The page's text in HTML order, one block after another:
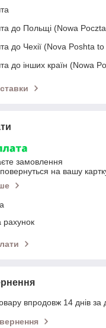
до Польщі (Nowa
до Чехії (Nova Poshta
до інших країн (Nowa
замовлення
на вашу
впродовж 14 днів за